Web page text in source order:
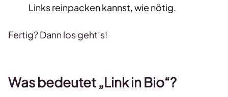
Links reinpacken kannst, wie nötig.
Fertig? Dann los geht’s!
Was bedeutet „Link in Bio“?